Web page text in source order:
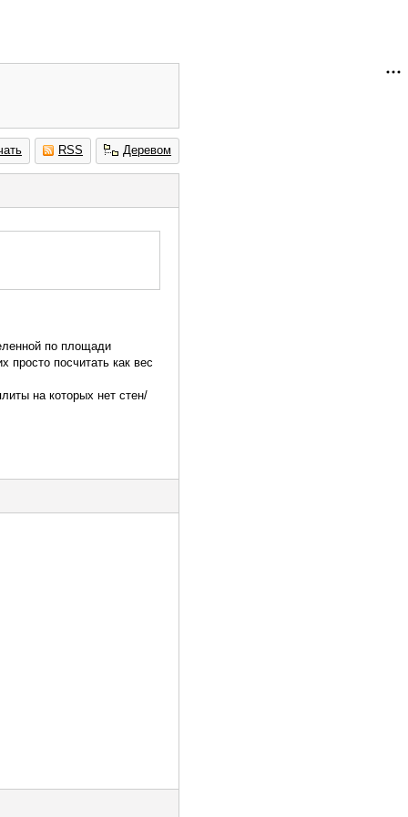
RSS Деревом
по площади
просто посчитать как вес
на которых нет стен/